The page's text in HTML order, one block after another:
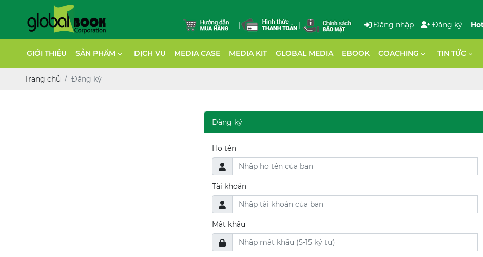
| | Đăng nhập Đăng ký
GIỚI THIỆU SẢN PHẨM DỊCH VỤ MEDIA CASE MEDIA KIT GLOBAL MEDIA EBOOK COACHING TIN TỨC
Trang chủ Đăng ký
Đăng ký
Họ tên
Tài khoản
Mật khẩu